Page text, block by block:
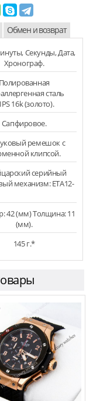
Обмен и возврат
Секунды, Дата,
Хронограф.
Полированная
сталь
16k (золото).
Сапфировое.
ремешок с
клипсой.
серийный
механизм: ETA12-
42 (мм) Толщина: 11
(мм).
145 г.*